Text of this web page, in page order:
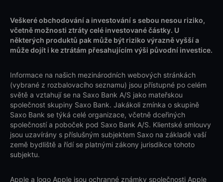
Veškeré obchodování a investování s sebou nesou riziko,
včetně možnosti ztráty celé investované částky. U
některých produktů pak může být riziko výrazně vyšší a
může dojít i ke ztrátám přesahujícím výši původní investice.
Informace na našich mezinárodních webových stránkách
(vybrané z rozbalovacího seznamu) jsou přístupné po celém
světě a vztahují se na Saxo Bank A/S jako mateřskou
společnost skupiny Saxo Bank. Jakákoli zmínka o skupině
Saxo Bank se týká celé organizace, včetně dceřiných
společností a poboček pod Saxo Bank A/S. Klientské smlouvy
jsou uzavírány s příslušným subjektem Saxo na základě vaší
země bydliště a řídí se platnými zákony jurisdikce tohoto
subjektu.
Apple a logo Apple jsou ochranné známky společnosti Apple